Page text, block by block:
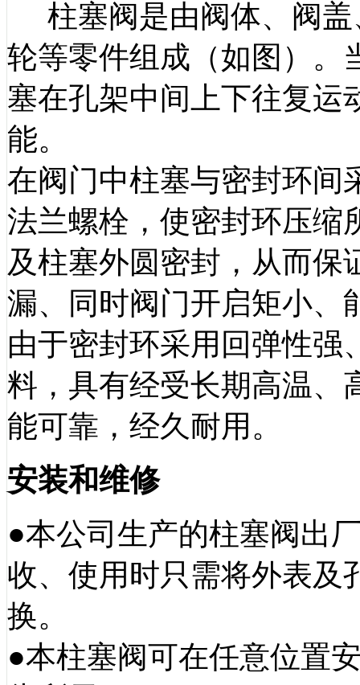
柱塞阀是由阀体、阀盖
轮等零件组成（如图）。
塞在孔架中间上下往复运
能。
在阀门中柱塞与密封环间
法兰螺栓，使密封环压缩
及柱塞外圆密封，从而保
漏、同时阀门开启矩小、
由于密封环采用回弹性强
料，具有经受长期高温、
能可靠，经久耐用。
安装和维修
●本公司生产的柱塞阀出
收、使用时只需将外表及
换。
●本柱塞阀可在任意位置